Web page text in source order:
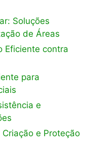
Soluções
de Áreas
Eficiente contra
para
e
e Proteção